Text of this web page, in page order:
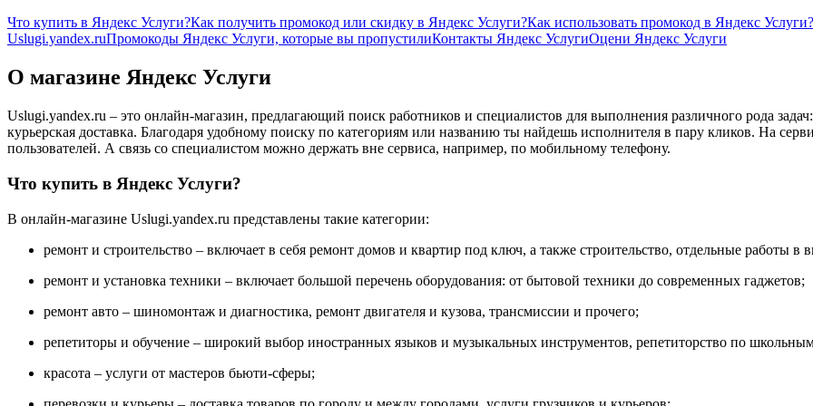
Что купить в Яндекс Услуги?Как получить промокод или скидку в Яндекс Услуги?Как использовать промокод в Яндекс Услуги?
Uslugi.yandex.ruПромокоды Яндекс Услуги, которые вы пропустилиКонтакты Яндекс УслугиОцени Яндекс Услуги
О магазине Яндекс Услуги
Uslugi.yandex.ru – это онлайн-магазин, предлагающий поиск работников и специалистов для выполнения различного рода
курьерская доставка. Благодаря удобному поиску по категориям или названию ты найдешь исполнителя в пару кликов. На
пользователей. А связь со специалистом можно держать вне сервиса, например, по мобильному телефону.
Что купить в Яндекс Услуги?
В онлайн-магазине Uslugi.yandex.ru представлены такие категории:
ремонт и строительство – включает в себя ремонт домов и квартир под ключ, а также строительство, отдельные работы в
ремонт и установка техники – включает большой перечень оборудования: от бытовой техники до современных гаджетов;
ремонт авто – шиномонтаж и диагностика, ремонт двигателя и кузова, трансмиссии и прочего;
репетиторы и обучение – широкий выбор иностранных языков и музыкальных инструментов, репетиторство по
красота – услуги от мастеров бьюти-сферы;